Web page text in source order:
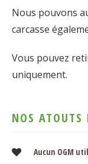
Nous pouvons
carcasse
Vous pouvez
uniquement.
NOS ATOUTS
Aucun OGM